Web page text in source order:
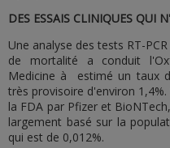
DES ESSAIS CLINIQUES QUI
Une analyse des tests RT-
de mortalité a conduit
Medicine à estimé un taux
très provisoire d'environ
la FDA par Pfizer et
largement basé sur la
qui est de 0,012%.